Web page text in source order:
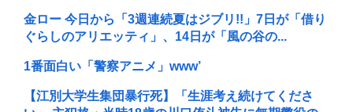
金ロー 今日から「3週連続夏はジブリ!!」7日が「借り
ぐらしのアリエッティ」、14日が「風の谷の...
1番面白い「警察アニメ」www’
【江別大学生集団暴行死】「生涯考え続けてくださ